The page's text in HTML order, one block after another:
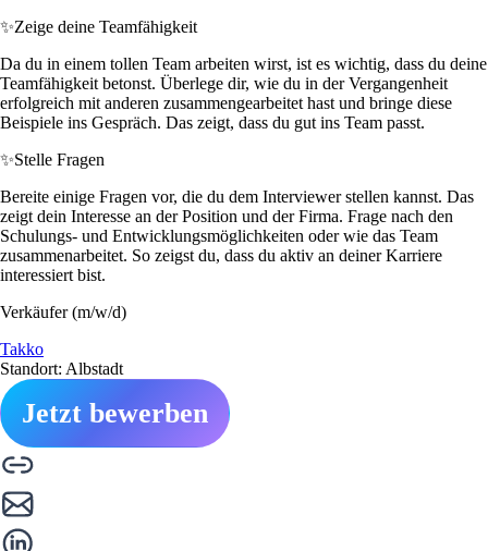
✨Zeige deine Teamfähigkeit
Da du in einem tollen Team arbeiten wirst, ist es wichtig, dass du deine
Teamfähigkeit betonst. Überlege dir, wie du in der Vergangenheit
erfolgreich mit anderen zusammengearbeitet hast und bringe diese
Beispiele ins Gespräch. Das zeigt, dass du gut ins Team passt.
✨Stelle Fragen
Bereite einige Fragen vor, die du dem Interviewer stellen kannst. Das
zeigt dein Interesse an der Position und der Firma. Frage nach den
Schulungs- und Entwicklungsmöglichkeiten oder wie das Team
zusammenarbeitet. So zeigst du, dass du aktiv an deiner Karriere
interessiert bist.
Verkäufer (m/w/d)
Takko
Standort: Albstadt
Jetzt bewerben